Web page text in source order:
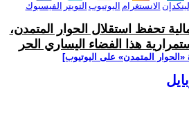
الفيسبوك التويتر اليوتيوب الانستغرام لينكدإن
تحفظ استقلال الحوار المتمدن،
هذا الفضاء اليساري الحر
المتمدن» على اليوتيوب]